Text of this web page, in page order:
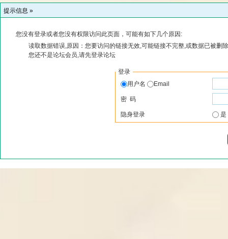
提示信息 »
您没有登录或者您没有权限访问此页面，可能有如下几个原因:
读取数据错误,原因：您要访问的链接无效,可能链接不完整,或数据已被删
您还不是论坛会员,请先登录论坛
登录
用户名
Email
密 码
隐身登录